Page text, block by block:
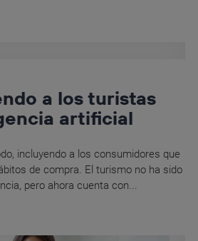
a los turistas
artificial
incluyendo a los consumidores que
de compra. El turismo no ha sido
pero ahora cuenta con...